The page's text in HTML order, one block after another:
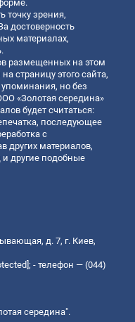
точку зрения,
достоверность
материалах,
размещенных на этом
страницу этого сайта,
упоминания, но без
«Золотая середина»
будет считаться:
последующее
с
других материалов,
и другие подобные
д. 7, г. Киев,
; - телефон — (044)
середина".